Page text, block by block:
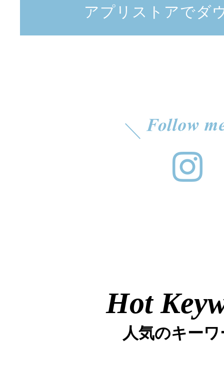
アプリストアでダ
Hot
人気のキー